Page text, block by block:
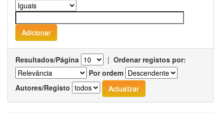
Resultados/Página | Ordenar registos por:
Por ordem
Autores/Registo